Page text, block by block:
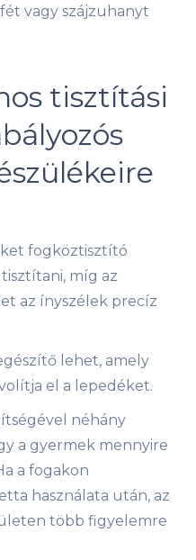
vagy szájzuhanyt
tisztítási
fogköztisztító
míg az
az ínyszélek precíz
lehet, amely
el a lepedéket.
néhány
a gyermek mennyire
a fogakon
használata után, az
több figyelemre